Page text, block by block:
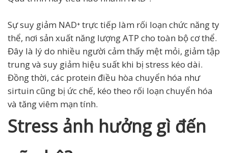
Sự suy giảm NAD⁺ trực tiếp làm rối loạn chức năng ty
thể, nơi sản xuất năng lượng ATP cho toàn bộ cơ thể.
Đây là lý do nhiều người cảm thấy mệt mỏi, giảm tập
trung và suy giảm hiệu suất khi bị stress kéo dài.
Đồng thời, các protein điều hòa chuyển hóa như
sirtuin cũng bị ức chế, kéo theo rối loạn chuyển hóa
và tăng viêm mạn tính.
Stress ảnh hưởng gì đến